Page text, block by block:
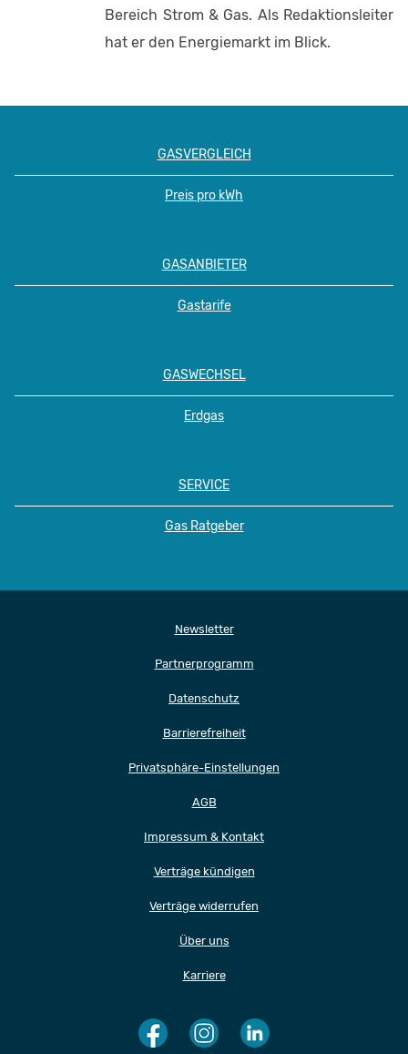
Bereich Strom & Gas. Als Redaktionsleiter
hat er den Energiemarkt im Blick.
GASVERGLEICH
Preis pro kWh
GASANBIETER
Gastarife
GASWECHSEL
Erdgas
SERVICE
Gas Ratgeber
Newsletter
Partnerprogramm
Datenschutz
Barrierefreiheit
Privatsphäre-Einstellungen
AGB
Impressum & Kontakt
Verträge kündigen
Verträge widerrufen
Über uns
Karriere